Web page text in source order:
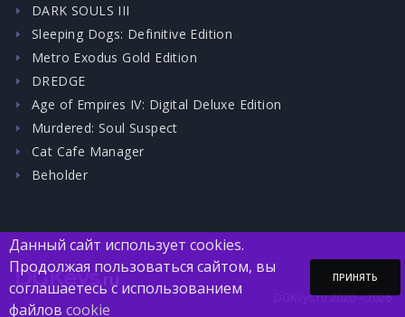
DARK SOULS III
Sleeping Dogs: Definitive Edition
Metro Exodus Gold Edition
DREDGE
Age of Empires IV: Digital Deluxe Edition
Murdered: Soul Suspect
Cat Cafe Manager
Beholder
DGKeys.ru
DGKeys.ru 2020—2026
Данный сайт использует cookies.
Продолжая пользоваться сайтом, вы
соглашаетесь с использованием
файлов cookie
ПРИНЯТЬ